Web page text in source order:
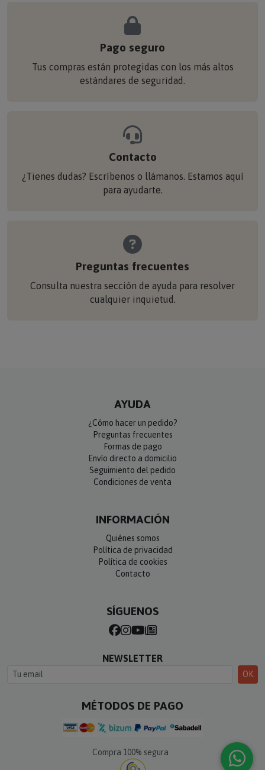
Pago seguro
Tus compras están protegidas con los más altos
estándares de seguridad.
Contacto
¿Tienes dudas? Escríbenos o llámanos. Estamos aquí
para ayudarte.
Preguntas frecuentes
Consulta nuestra sección de ayuda para resolver
cualquier inquietud.
AYUDA
¿Cómo hacer un pedido?
Preguntas frecuentes
Formas de pago
Envío directo a domicilio
Seguimiento del pedido
Condiciones de venta
INFORMACIÓN
Quiénes somos
Política de privacidad
Política de cookies
Contacto
SÍGUENOS
NEWSLETTER
OK
MÉTODOS DE PAGO
Compra 100% segura